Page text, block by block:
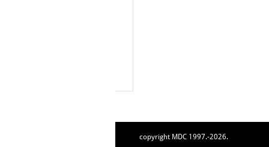
copyright MDC 1997.-2026.